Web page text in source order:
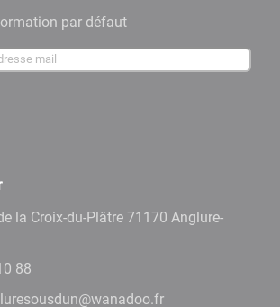
par défaut
la Croix-du-Plâtre 71170 Anglure-
30